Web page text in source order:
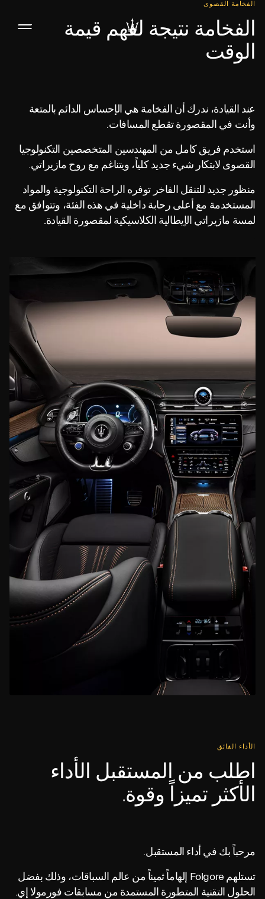
الفخامة القصوى
الفخامة نتيجة لفهم قيمة
الوقت
عند القيادة، ندرك أن الفخامة هي الإحساس الدائم بالمتعة
وأنت في المقصورة تقطع المسافات.
استخدم فريق كامل من المهندسين المتخصصين التكنولوجيا
القصوى لابتكار شيء جديد كلياً، ويتناغم مع روح مازيراتي.
منظور جديد للتنقل الفاخر توفره الراحة التكنولوجية والمواد
المستخدمة مع أعلى رحابة داخلية في هذه الفئة، وتتوافق مع
لمسة مازيراتي الإيطالية الكلاسيكية لمقصورة القيادة.
الأداء الفائق
اطلب من المستقبل الأداء
الأكثر تميزاً وقوة.
مرحباً بك في أداء المستقبل.
تستلهم Folgore إلهاماً ثميناً من عالم السباقات، وذلك بفضل
الحلول التقنية المتطورة المستمدة من مسابقات فورمولا إي.